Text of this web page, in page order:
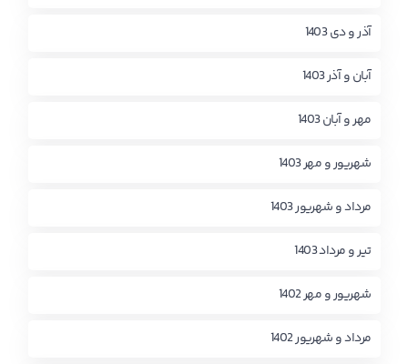
آذر و دی 1403
آبان و آذر 1403
مهر و آبان 1403
شهریور و مهر 1403
مرداد و شهریور 1403
تیر و مرداد 1403
شهریور و مهر 1402
مرداد و شهریور 1402